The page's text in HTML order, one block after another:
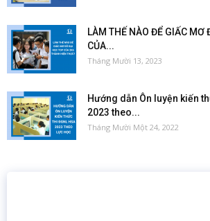
LÀM THẾ NÀO ĐỂ GIẤC MƠ
CỦA...
Tháng Mười 13, 2023
Hướng dẫn Ôn luyện kiến
2023 theo...
Tháng Mười Một 24, 2022